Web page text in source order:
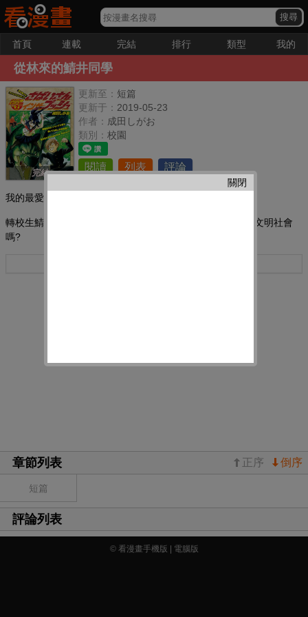
首頁 連載 完結 排行 類型 我的
從林來的鯖井同學
完結
更新至： 短篇
更新于： 2019-05-23
作者： 成田しがお
類別： 校園
閱讀 列表 評論
我的最愛：
轉校生鯖井同學,從小就生活在叢林里,來到都市的她,能適應文明社會
嗎?
章節列表 倒序
正序
短篇
評論列表
關閉
© 看漫畫手機版 | 電腦版